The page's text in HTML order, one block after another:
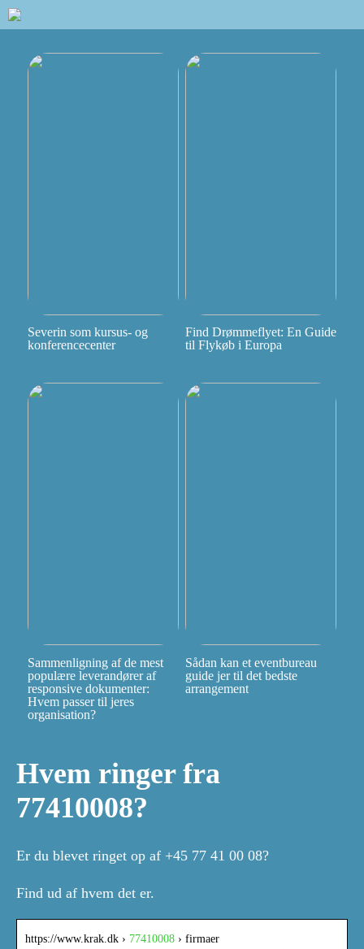
Severin som kursus- og
konferencecenter
Find Drømmeflyet: En Guide
til Flykøb i Europa
Sammenligning af de mest
populære leverandører af
responsive dokumenter:
Hvem passer til jeres
organisation?
Sådan kan et eventbureau
guide jer til det bedste
arrangement
Hvem ringer fra
77410008?
Er du blevet ringet op af +45 77 41 00 08?
Find ud af hvem det er.
https://www.krak.dk › 77410008 › firmaer